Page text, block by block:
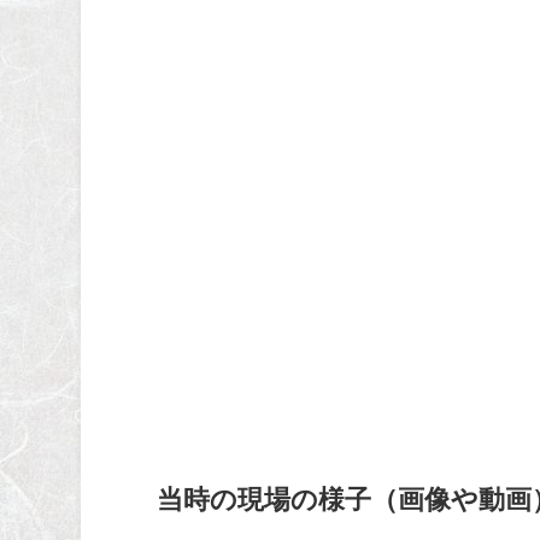
当時の現場の様子（画像や動画